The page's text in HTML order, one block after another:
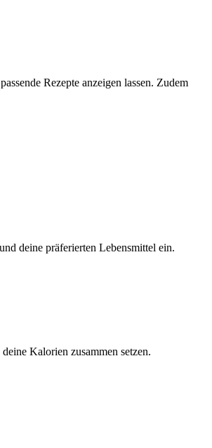
Rezepte anzeigen lassen. Zudem
deine präferierten Lebensmittel ein.
Kalorien zusammen setzen.